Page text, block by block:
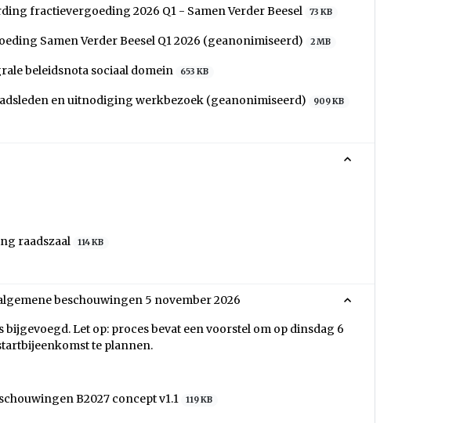
fractievergoeding 2026 Q1 - Samen Verder Beesel 73 KB
Samen Verder Beesel Q1 2026 (geanonimiseerd) 2 MB
beleidsnota sociaal domein 653 KB
en uitnodiging werkbezoek (geanonimiseerd) 909 KB
raadszaal
114 KB
beschouwingen 5 november 2026
Let op: proces bevat een voorstel om op dinsdag 6
te plannen.
B2027 concept v1.1
119 KB